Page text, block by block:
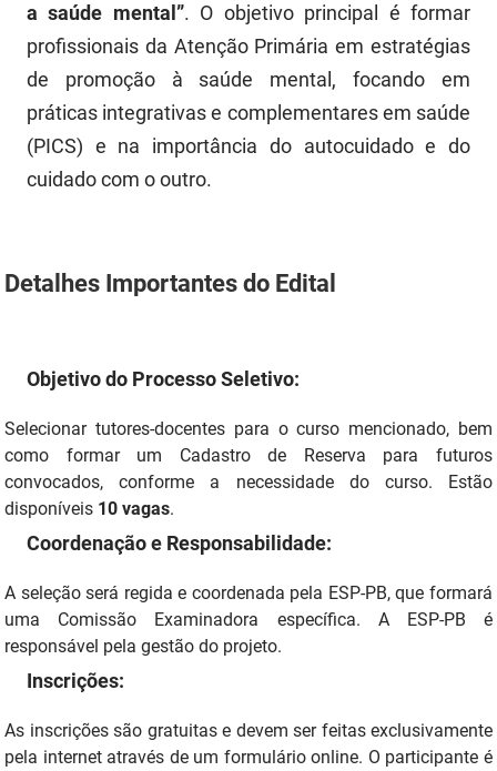
PBGÁS
PBTUR
PROCASE
Polícia Militar
Polícia Civil
Rádio Tabajara
SUDEMA
SUPLAN
a saúde mental”. O objetivo principal é formar
profissionais da Atenção Primária em estratégias
de promoção à saúde mental, focando em
práticas integrativas e complementares em saúde
(PICS) e na importância do autocuidado e do
cuidado com o outro.
Detalhes Importantes do Edital
Objetivo do Processo Seletivo:
Selecionar tutores-docentes para o curso mencionado, bem
como formar um Cadastro de Reserva para futuros
convocados, conforme a necessidade do curso. Estão
disponíveis 10 vagas.
Coordenação e Responsabilidade:
A seleção será regida e coordenada pela ESP-PB, que formará
uma Comissão Examinadora específica. A ESP-PB é
responsável pela gestão do projeto.
Inscrições:
As inscrições são gratuitas e devem ser feitas exclusivamente
pela internet através de um formulário online. O participante é